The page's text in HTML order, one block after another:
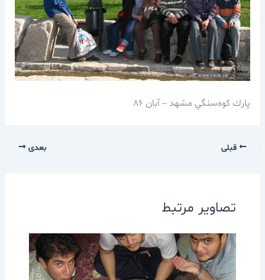
پارك كوه‌سنگي مشهد – آبان 86
قبلی بعدی
تصاویر مرتبط